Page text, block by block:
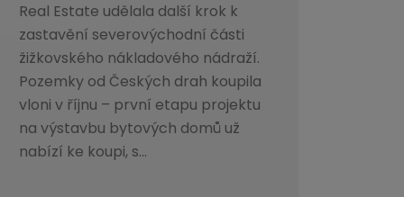
Real Estate udělala další krok k
zastavění severovýchodní části
žižkovského nákladového nádraží.
Pozemky od Českých drah koupila
vloni v říjnu – první etapu projektu
na výstavbu bytových domů už
nabízí ke koupi, s...